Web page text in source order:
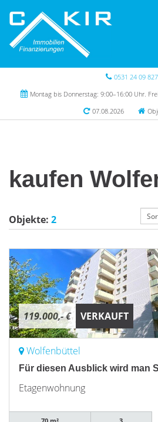
0531 24 09 827
Montag bis Donnerstag: 9:00–16:00 Uhr.
07.08.2026
kaufen
Objekte: 2
119.000,- € VERKAUFT
Wolfenbüttel
Für diesen Ausblick wird man
Etagenwohnung